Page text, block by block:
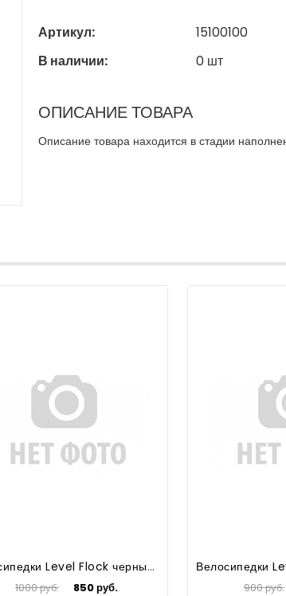
Артикул:
15100100
В наличии:
0шт
ОПИСАНИЕ ТОВАРА
Описание товара находится в стадии
Велосипедки Level Flock черный р.M
1000 руб. 850 руб. 900 руб.